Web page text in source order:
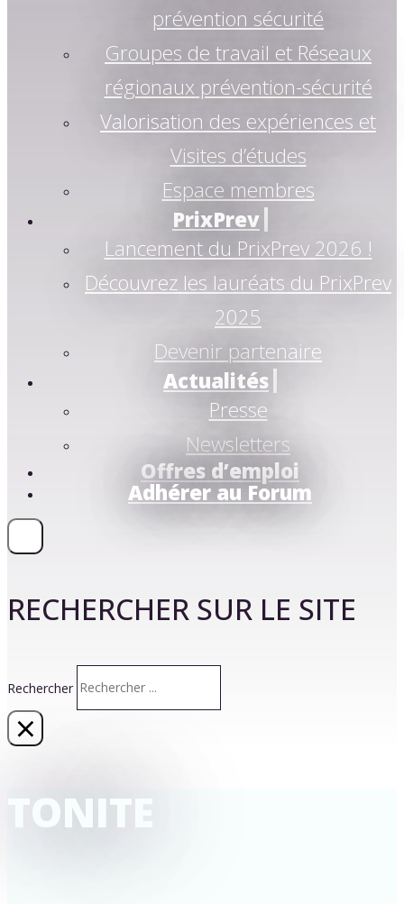
prévention sécurité
Groupes de travail et Réseaux
régionaux prévention-sécurité
Valorisation des expériences et
Visites d’études
Espace membres
PrixPrev
Lancement du PrixPrev 2026 !
Découvrez les lauréats du PrixPrev
2025
Devenir partenaire
Actualités
Presse
Newsletters
Offres d’emploi
Adhérer au Forum
RECHERCHER SUR LE SITE
Rechercher
×
TONITE